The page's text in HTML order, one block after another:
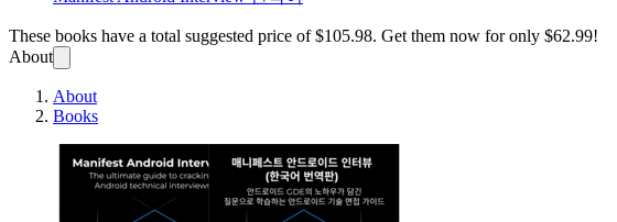
These books have a total suggested price of$105.98. Get them now for only $62.99!
About
About
Books